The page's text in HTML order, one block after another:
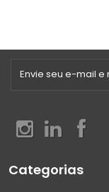
Categorias